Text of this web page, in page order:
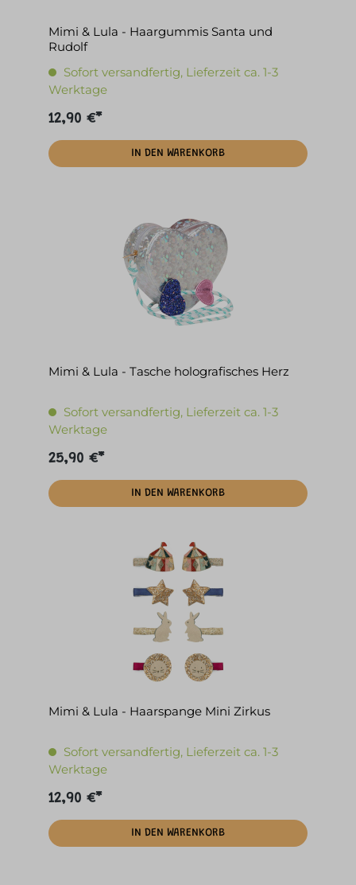
Mimi & Lula - Haargummis Santa und
Rudolf
Sofort versandfertig, Lieferzeit ca. 1-3
Werktage
12,90 €*
IN DEN WARENKORB
Mimi & Lula - Tasche holografisches Herz
Sofort versandfertig, Lieferzeit ca. 1-3
Werktage
25,90 €*
IN DEN WARENKORB
Mimi & Lula - Haarspange Mini Zirkus
Sofort versandfertig, Lieferzeit ca. 1-3
Werktage
12,90 €*
IN DEN WARENKORB